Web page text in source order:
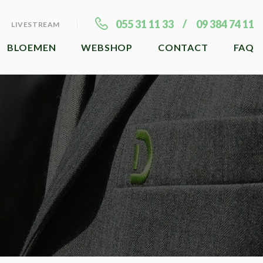
LIVESTREAM 055 31 11 33 09 384 74 11
BLOEMEN WEBSHOP CONTACT FAQ